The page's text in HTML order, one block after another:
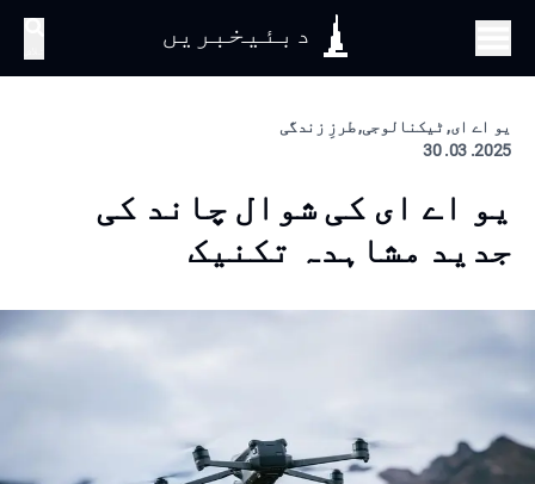
دبئیخبریں
یو اے ای, ٹیکنالوجی, طرزِ زندگی
2025. 03. 30
یو اے ای کی شوال چاند کی
جدید مشاہدہ تکنیک